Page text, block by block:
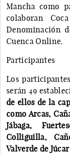
Mancha como
colaboran
Denominación
Cuenca Online.
Participantes
Los
serán 49
de ellos de la
como Arcas,
Jábaga,
Colliguilla,
Valverde de